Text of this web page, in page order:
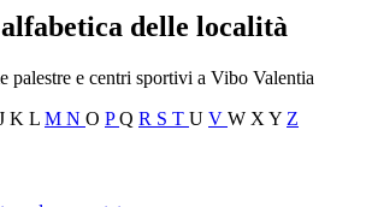
delle località
palestre e centri sportivi a Vibo Valentia
K L M N O PQ R S T U V W X Y Z